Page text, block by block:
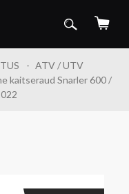
ATV / UTV
kaitseraud Snarler 600 /